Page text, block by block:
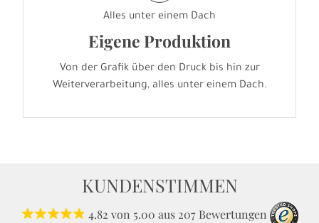
Alles unter einem Dach
Eigene Produktion
Von der Grafik über den Druck bis hin zur
Weiterverarbeitung, alles unter einem Dach.
KUNDENSTIMMEN
4.82 von 5.00 aus 207 Bewertungen